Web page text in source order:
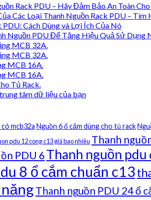
Rack PDU – Hãy Đảm Bảo An Toàn
Các Loại Thanh Nguồn Rack PDU –
Cách Dùng và Lợi Ích Của Nó
Nguồn PDU Để Tăng Hiệu Quả Sử Dụng
MCB 32A.
MCB 32A.
MCB 16A.
MCB 16A.
Tủ Rack.
tâm dữ liệu của bạn
mcb32a Nguồn 6 ổ cắm dùng cho tủ rack
pdu 12 cong c13 giá bao nhiêu Thanh
PDU 6Thanh nguồn pdu
8 ổ cắm chuẩn c13
Thanh nguồn PDU 24 ổ